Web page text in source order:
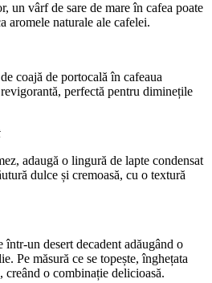
un vârf de sare de mare în cafea poate
aromele naturale ale cafelei.
coajă de portocală în cafeaua
perfectă pentru diminețile
adaugă o lingură de lapte condensat
dulce și cremoasă, cu o textură
un desert decadent adăugând o
Pe măsură ce se topește, înghețata
creând o combinație delicioasă.